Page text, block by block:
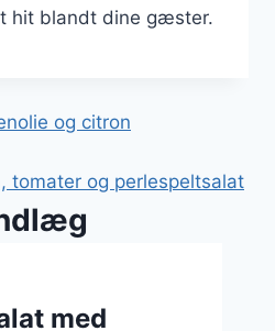
hit blandt dine gæster.
og citron
tomater og perlespeltsalat
med